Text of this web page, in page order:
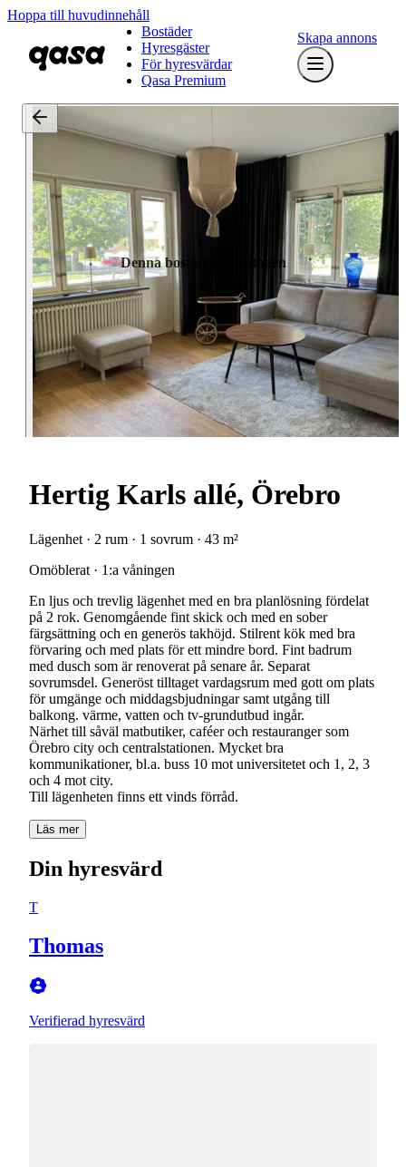
Hoppa till huvudinnehåll
Bostäder
Hyresgäster
För hyresvärdar
Qasa Premium
Skapa annons
Denna bostad är borttagen
Hertig Karls allé, Örebro
Lägenhet · 2 rum · 1 sovrum · 43 m²
Omöblerat · 1:a våningen
En ljus och trevlig lägenhet med en bra planlösning fördelat
på 2 rok. Genomgående fint skick och med en sober
färgsättning och en generös takhöjd. Stilrent kök med bra
förvaring och med plats för ett mindre bord. Fint badrum
med dusch som är renoverat på senare år. Separat
sovrumsdel. Generöst tilltaget vardagsrum med gott om plats
för umgänge och middagsbjudningar samt utgång till
balkong. värme, vatten och tv-grundutbud ingår.
Närhet till såväl matbutiker, caféer och restauranger som
Örebro city och centralstationen. Mycket bra
kommunikationer, bl.a. buss 10 mot universitetet och 1, 2, 3
och 4 mot city.
Till lägenheten finns ett vinds förråd.
Läs mer
Din hyresvärd
T
Thomas
Verifierad hyresvärd